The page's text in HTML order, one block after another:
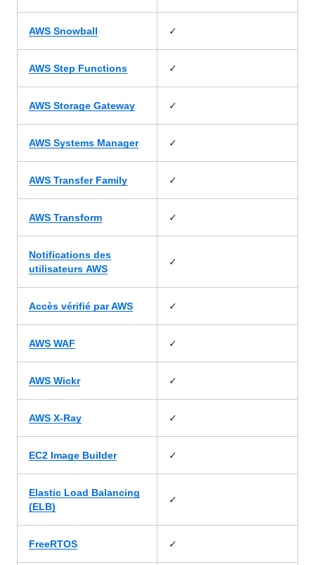
AWS Snowball ✓
AWS Step Functions ✓
AWS Storage Gateway ✓
AWS Systems Manager ✓
AWS Transfer Family ✓
AWS Transform ✓
Notifications des
utilisateurs AWS
✓
Accès vérifié par AWS ✓
AWS WAF ✓
AWS Wickr ✓
AWS X-Ray ✓
EC2 Image Builder ✓
Elastic Load Balancing
(ELB)
✓
FreeRTOS ✓